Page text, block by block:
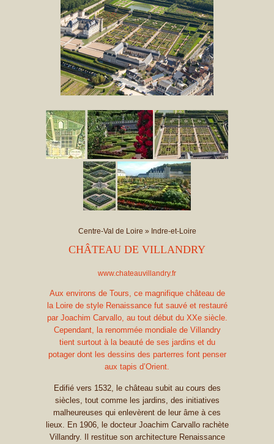
Centre-Val de Loire » Indre-et-Loire
CHÂTEAU DE VILLANDRY
www.chateauvillandry.fr
Aux environs de Tours, ce magnifique château de
la Loire de style Renaissance fut sauvé et restauré
par Joachim Carvallo, au tout début du XXe siècle.
Cependant, la renommée mondiale de Villandry
tient surtout à la beauté de ses jardins et du
potager dont les dessins des parterres font penser
aux tapis d’Orient.
Edifié vers 1532, le château subit au cours des
siècles, tout comme les jardins, des initiatives
malheureuses qui enlevèrent de leur âme à ces
lieux. En 1906, le docteur Joachim Carvallo rachète
Villandry. Il restitue son architecture Renaissance